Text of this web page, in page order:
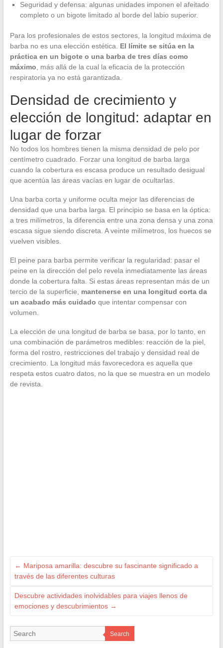
Seguridad y defensa: algunas unidades imponen el afeitado
completo o un bigote limitado al borde del labio superior.
Para los profesionales de estos sectores, la longitud máxima de
barba no es una elección estética. El límite se sitúa en la
práctica en un bigote o una barba de tres días como
máximo, más allá de la cual la eficacia de la protección
respiratoria ya no está garantizada.
Densidad de crecimiento y
elección de longitud: adaptar en
lugar de forzar
No todos los hombres tienen la misma densidad de pelo por
centímetro cuadrado. Forzar una longitud de barba larga
cuando la cobertura es escasa produce un resultado desigual
que acentúa las áreas vacías en lugar de ocultarlas.
Una barba corta y uniforme oculta mejor las diferencias de
densidad que una barba larga. El principio se basa en la óptica:
a tres milímetros, la diferencia entre una zona densa y una zona
escasa sigue siendo discreta. A veinte milímetros, los huecos se
vuelven visibles.
El peine para barba permite verificar la regularidad: pasar el
peine en la dirección del pelo revela inmediatamente las áreas
donde la cobertura falta. Si estas áreas representan más de un
tercio de la superficie, mantenerse en una longitud corta da
un acabado más cuidado que intentar compensar con
volumen.
La elección de una longitud de barba se basa, por lo tanto, en
una combinación de parámetros medibles: reacción de la piel,
forma del rostro, restricciones del trabajo y densidad real de
crecimiento. La longitud más favorecedora es aquella que
respeta estos cuatro datos, no la que se muestra en un modelo
de revista.
← Mariposa amarilla: descubre su fascinante significado a
través de las diferentes culturas
Descubre actividades inolvidables para viajes llenos de
emociones y descubrimientos →
Search